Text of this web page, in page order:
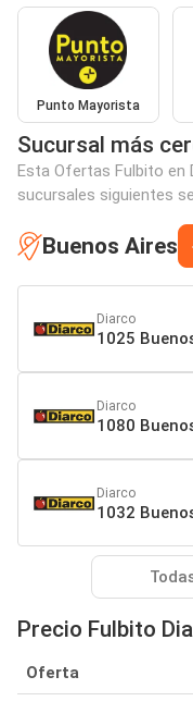
Punto Mayorista
Sucursal más
Esta Ofertas Fulbito en
sucursales siguientes
Buenos Aires
Diarco
1025
Diarco
1080
Diarco
1032
Precio Fulbito
Oferta